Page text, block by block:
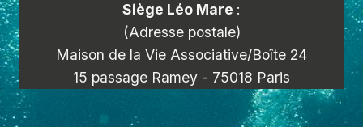
Siège Léo Mare :
(Adresse postale)
Maison de la Vie Associative/Boîte 24
15 passage Ramey - 75018 Paris